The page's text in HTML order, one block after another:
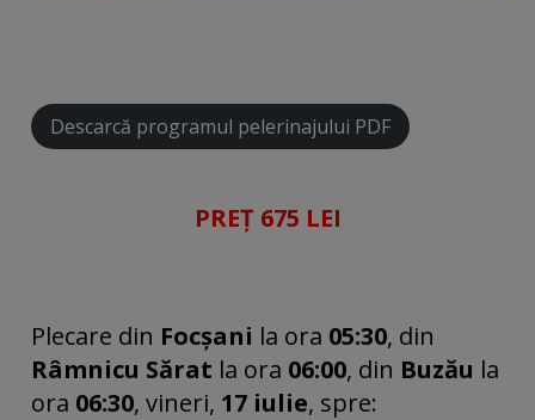
Descarcă programul pelerinajului PDF
PREȚ 675 LEI
Plecare din Focșani la ora 05:30, din
Râmnicu Sărat la ora 06:00, din Buzău la
ora 06:30, vineri, 17 iulie, spre: